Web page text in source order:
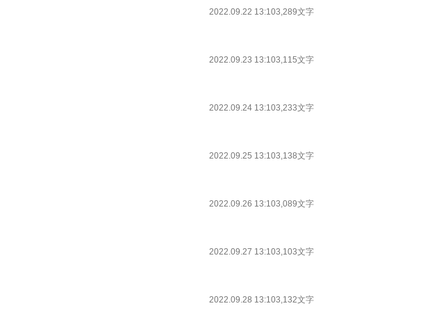
2022.09.22 13:103,289文字
2022.09.23 13:103,115文字
2022.09.24 13:103,233文字
2022.09.25 13:103,138文字
2022.09.26 13:103,089文字
2022.09.27 13:103,103文字
2022.09.28 13:103,132文字